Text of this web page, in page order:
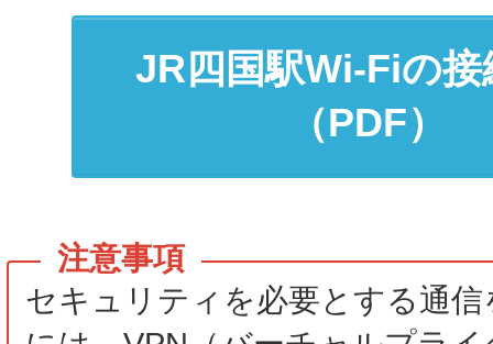
JR四国駅Wi-Fiの接
（PDF）
セキュリティを必要とする通